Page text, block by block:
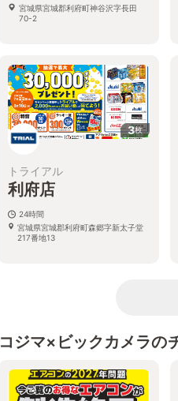
宮城県宮城郡利府町神谷沢字長田
70-2
3枚
トライアル
利府店
24時間
宮城県宮城郡利府町森郷字新太子堂
217番地13
コジマ×ビックカメラの